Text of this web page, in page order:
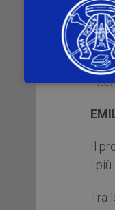
IN
Il
i
Tra